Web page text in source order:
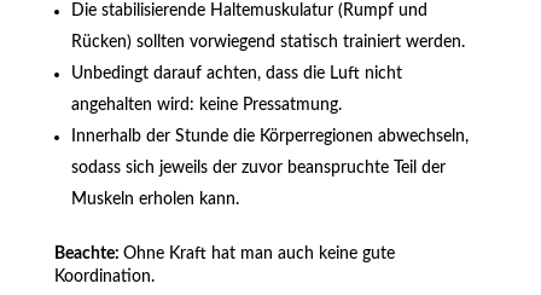
Die stabilisierende Haltemuskulatur (Rumpf und
Rücken) sollten vorwiegend statisch trainiert werden.
Unbedingt darauf achten, dass die Luft nicht
angehalten wird: keine Pressatmung.
Innerhalb der Stunde die Körperregionen abwechseln,
sodass sich jeweils der zuvor beanspruchte Teil der
Muskeln erholen kann.
Beachte: Ohne Kraft hat man auch keine gute
Koordination.